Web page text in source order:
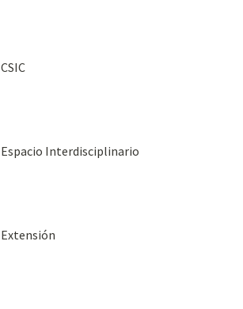
CSIC
Espacio Interdisciplinario
Extensión